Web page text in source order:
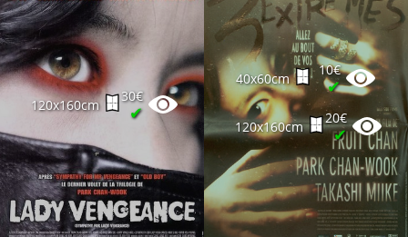
120x160cm
30€
✔
40x60cm
10€
✔
120x160cm
20€
✔